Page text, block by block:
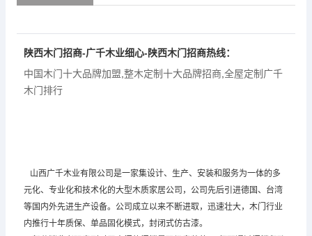
陕西木门招商-广千木业细心-陕西木门招商热线：
中国木门十大品牌加盟 整木定制十大品牌招商 全屋定制广千
木门排行
山西广千木业有限公司是一家集设计、生产、安装和服务为一体的多
元化、专业化和技术化的大型木质家居公司，公司先后引进德国、台湾
等国内外先进生产设备。公司成立以来不断进取，迅速壮大，木门行业
内推行十年质保、单品固化模式，封闭式仿古漆。